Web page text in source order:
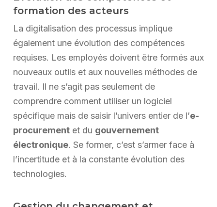
formation des acteurs
La digitalisation des processus implique
également une évolution des compétences
requises. Les employés doivent être formés aux
nouveaux outils et aux nouvelles méthodes de
travail. Il ne s’agit pas seulement de
comprendre comment utiliser un logiciel
spécifique mais de saisir l’univers entier de l’e-
procurementet du gouvernement
électronique. Se former, c’est s’armer face à
l’incertitude et à la constante évolution des
technologies.